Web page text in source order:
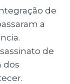
de
a
de
dos